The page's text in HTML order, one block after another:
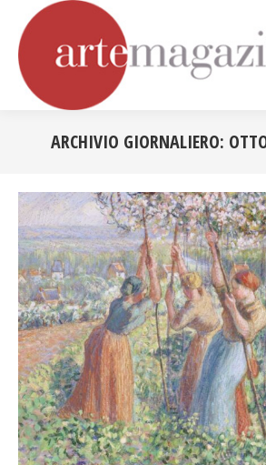
ARCHIVIO GIORNALIERO: